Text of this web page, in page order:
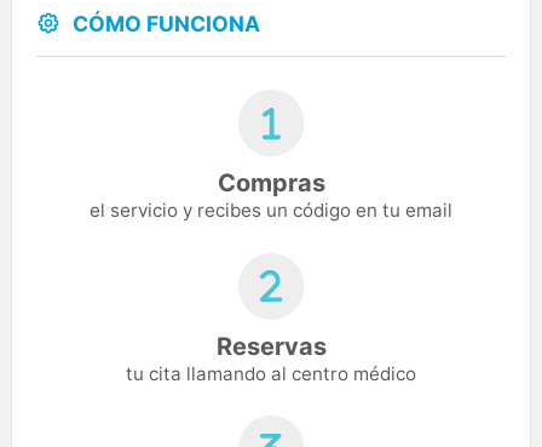
CÓMO FUNCIONA
Compras
el servicio y recibes un código en tu email
Reservas
tu cita llamando al centro médico